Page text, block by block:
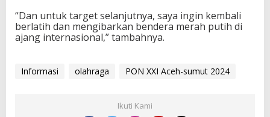
X
X
I
e
“Dan untuk target selanjutnya, saya ingin kembali
berlatih dan mengibarkan bendera merah putih di
ajang internasional,” tambahnya.
Informasi olahraga PON XXI Aceh-sumut 2024
Ikuti Kami